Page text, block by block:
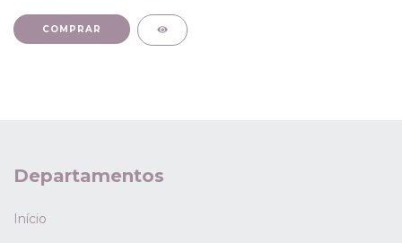
COMPRAR
Departamentos
Início